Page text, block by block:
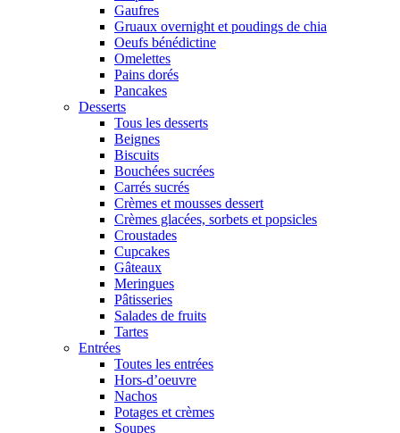
Gaufres
Gruaux overnight et poudings de chia
Oeufs bénédictine
Omelettes
Pains dorés
Pancakes
Desserts
Tous les desserts
Beignes
Biscuits
Bouchées sucrées
Carrés sucrés
Crèmes et mousses dessert
Crèmes glacées, sorbets et popsicles
Croustades
Cupcakes
Gâteaux
Meringues
Pâtisseries
Salades de fruits
Tartes
Entrées
Toutes les entrées
Hors-d’oeuvre
Nachos
Potages et crèmes
Soupes